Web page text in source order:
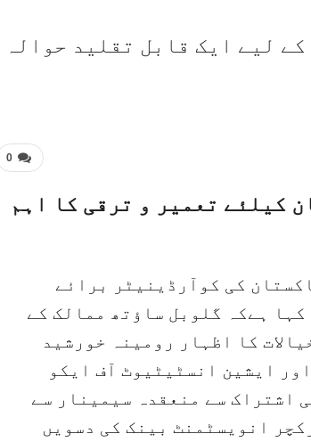
لیے ایک قابل تقلید حوالہ
0
کیلئے تعمیر و ترقی کا اہم
کی کوآرڈینیٹر برائے
ہےکہ گلوبل ساؤتھ ممالک کے
کا اظہار رومینہ خورشید
ایشین انسٹیٹیوٹ آف ایکو
اشتراک سے منعقدہ سیمینار سے
انویسٹمنٹ بینک کی دسویں